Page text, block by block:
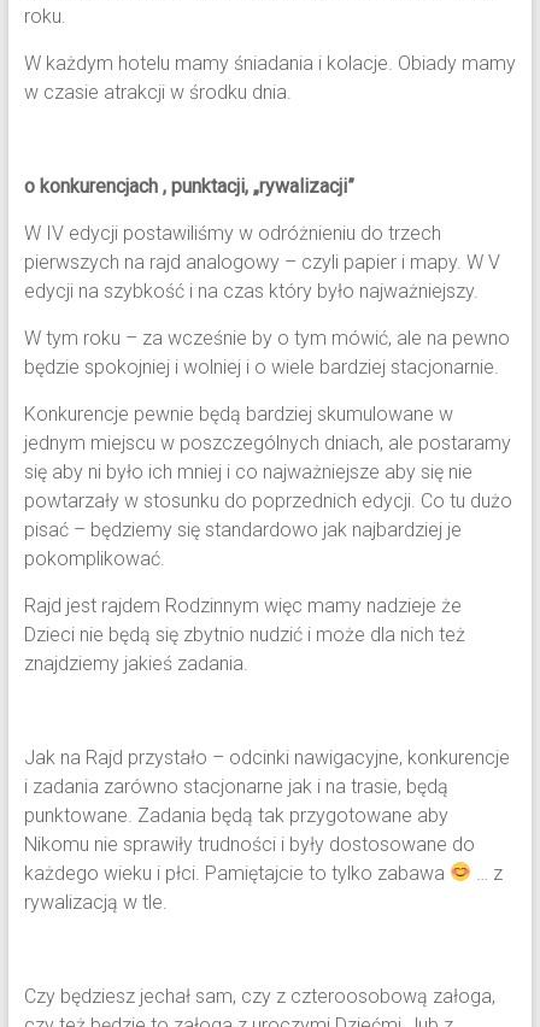
roku.
W każdym hotelu mamy śniadania i kolacje. Obiady mamy
w czasie atrakcji w środku dnia.
o konkurencjach , punktacji, „rywalizacji”
W IV edycji postawiliśmy w odróżnieniu do trzech
pierwszych na rajd analogowy – czyli papier i mapy. W V
edycji na szybkość i na czas który było najważniejszy.
W tym roku – za wcześnie by o tym mówić, ale na pewno
będzie spokojniej i wolniej i o wiele bardziej stacjonarnie.
Konkurencje pewnie będą bardziej skumulowane w
jednym miejscu w poszczególnych dniach, ale postaramy
się aby ni było ich mniej i co najważniejsze aby się nie
powtarzały w stosunku do poprzednich edycji. Co tu dużo
pisać – będziemy się standardowo jak najbardziej je
pokomplikować.
Rajd jest rajdem Rodzinnym więc mamy nadzieje że
Dzieci nie będą się zbytnio nudzić i może dla nich też
znajdziemy jakieś zadania.
Jak na Rajd przystało – odcinki nawigacyjne, konkurencje
i zadania zarówno stacjonarne jak i na trasie, będą
punktowane. Zadania będą tak przygotowane aby
Nikomu nie sprawiły trudności i były dostosowane do
każdego wieku i płci. Pamiętajcie to tylko zabawa
… z
rywalizacją w tle.
Czy będziesz jechał sam, czy z czteroosobową załoga,